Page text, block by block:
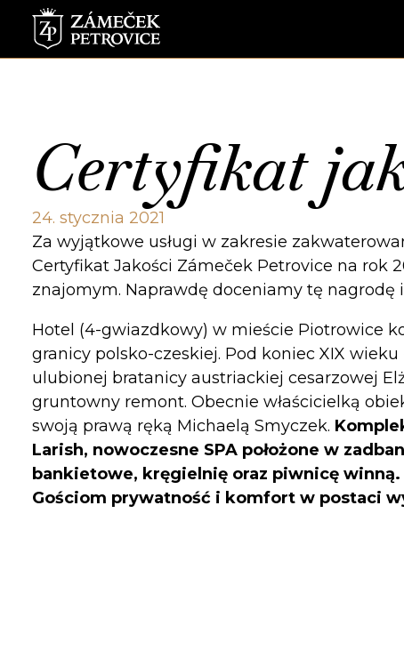
Certyfikat
24. stycznia 2021
Za wyjątkowe usługi w zakresie
Certyfikat Jakości Zámeček Petrovice na rok
znajomym. Naprawdę doceniamy tę nagrodę
Hotel (4-gwiazdkowy) w mieście Piotrowice
granicy polsko-czeskiej. Pod koniec XIX
ulubionej bratanicy austriackiej cesarzowej
gruntowny remont. Obecnie właścicielką
swoją prawą ręką Michaelą Smyczek.
Larish, nowoczesne SPA położone w
bankietowe, kręgielnię oraz piwnicę
Gościom prywatność i komfort w postaci